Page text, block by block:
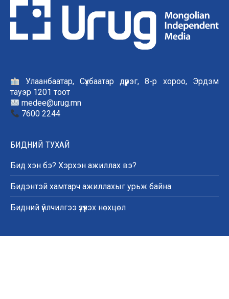
Улаанбаатар, Сүхбаатар дүүрэг, 8-р хороо, Эрдэм
тауэр 1201 тоот
medee@urug.mn
7600 2244
БИДНИЙ ТУХАЙ
Бид хэн бэ? Хэрхэн ажиллах вэ?
Бидэнтэй хамтарч ажиллахыг урьж байна
Бидний үйлчилгээ үзүүлэх нөхцөл